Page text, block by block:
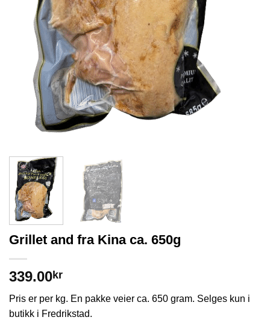
Grillet and fra Kina ca. 650g
339.00kr
Pris er per kg. En pakke veier ca. 650 gram. Selges kun i
butikk i Fredrikstad.